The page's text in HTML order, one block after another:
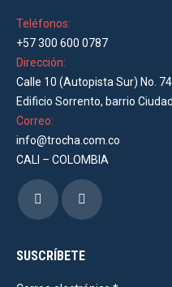
Teléfonos:
+57 300 600 0787
Dirección:
Calle 10 (Autopista Sur) No.
Edificio Sorrento, barrio
Correo:
info@trocha.com.co
CALI – COLOMBIA
Encuéntranos en:
Facebook
opens
Instagram
opens
SUSCRÍBETE